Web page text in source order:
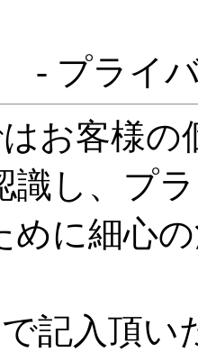
- プライ
お客様の
識し、プ
めに細心
記入頂い